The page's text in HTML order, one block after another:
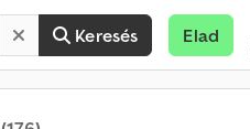
Keresés Elad